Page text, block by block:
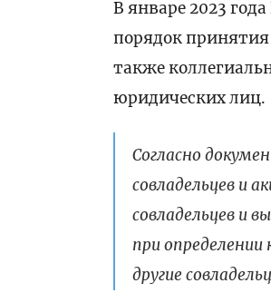
В январе 2023
порядок
также
юридических лиц.
Согласно
совладельцев и
совладельцев и
при
другие